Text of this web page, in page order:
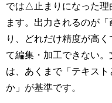
では△止まりになった理
ます。出力されるのが
り、どれだけ精度が高
て編集・加工できない。
は、あくまで「テキスト
か」が基準です。